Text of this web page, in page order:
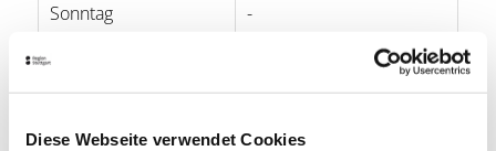
Diese Webseite verwendet Cookies
Sonntag
-
Öffnungszeiten von Google